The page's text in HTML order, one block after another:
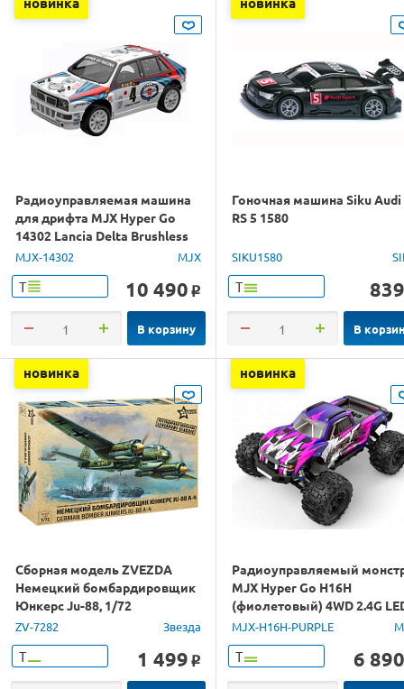
Радиоуправляемая машина
для дрифта MJX Hyper Go
14302 Lancia Delta Brushless
4WD 2.4G LED 1/14 RTR
MJX-14302 MJX
Т 10 490 o
В корзину
Гоночная машина Siku Audi
RS 5 1580
SIKU1580
Т 839
В
новинка
Сборная модель ZVEZDA
Немецкий бомбардировщик
Юнкерс Ju-88, 1/72
ZV-7282 Звезда
Т 1 499 o
новинка
Радиоуправляемый
MJX Hyper Go H16H
(фиолетовый) 4WD 2.4G
GPS 1/16 RTR
MJX-H16H-PURPLE
Т 6 890